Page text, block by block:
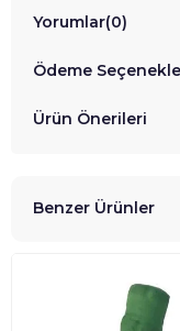
Yorumlar(0)
Ödeme
Ürün Önerileri
Benzer Ürünler